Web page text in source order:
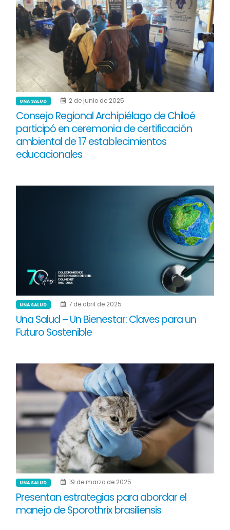
UNA SALUD 2 de junio de 2025
Consejo Regional Archipiélago de Chiloé
participó en ceremonia de certificación
ambiental de 17 establecimientos
educacionales
UNA SALUD 7 de abril de 2025
Una Salud – Un Bienestar: Claves para un
Futuro Sostenible
UNA SALUD 19 de marzo de 2025
Presentan estrategias para abordar el
manejo de Sporothrix brasiliensis